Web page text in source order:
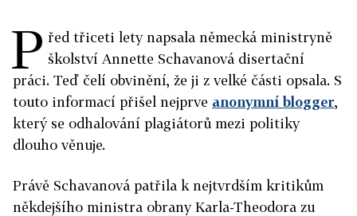
P řed třiceti lety napsala německá ministryně
školství Annette Schavanová disertační
práci. Teď čelí obvinění, že ji z velké části opsala. S
touto informací přišel nejprve anonymní blogger,
který se odhalování plagiátorů mezi politiky
dlouho věnuje.
Právě Schavanová patřila k nejtvrdším kritikům
někdejšího ministra obrany Karla-Theodora zu